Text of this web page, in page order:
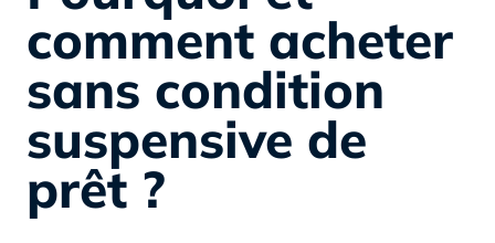
comment acheter
sans condition
suspensive de
prêt ?